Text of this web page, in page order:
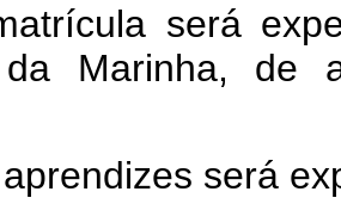
será
da Marinha, de
aprendizes será